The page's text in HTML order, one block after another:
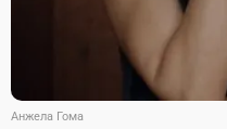
Анжела Гома